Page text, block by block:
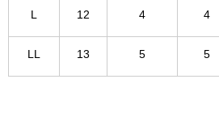
L 12 4 4
LL 13 5 5